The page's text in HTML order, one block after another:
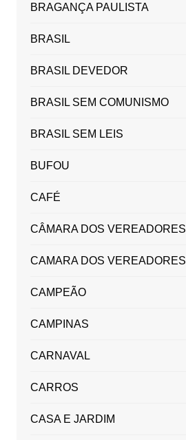
BRAGANÇA PAULISTA
BRASIL
BRASIL DEVEDOR
BRASIL SEM COMUNISMO
BRASIL SEM LEIS
BUFOU
CAFÉ
CÂMARA DOS VEREADORES
CAMARA DOS VEREADORES
CAMPEÃO
CAMPINAS
CARNAVAL
CARROS
CASA E JARDIM